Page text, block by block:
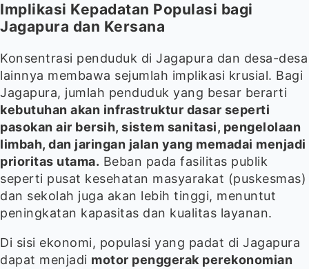
Implikasi Kepadatan Populasi bagi
Jagapura dan Kersana
Konsentrasi penduduk di Jagapura dan desa-desa
lainnya membawa sejumlah implikasi krusial. Bagi
Jagapura, jumlah penduduk yang besar berarti
kebutuhan akan infrastruktur dasar seperti
pasokan air bersih, sistem sanitasi, pengelolaan
limbah, dan jaringan jalan yang memadai menjadi
prioritas utama. Beban pada fasilitas publik
seperti pusat kesehatan masyarakat (puskesmas)
dan sekolah juga akan lebih tinggi, menuntut
peningkatan kapasitas dan kualitas layanan.
Di sisi ekonomi, populasi yang padat di Jagapura
dapat menjadi motor penggerak perekonomian